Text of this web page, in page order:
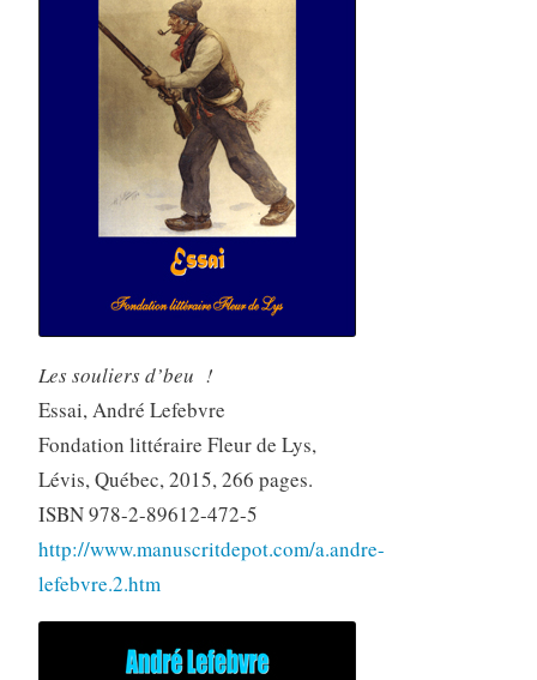
Les souliers d’beu !
Essai, André Lefebvre
Fondation littéraire Fleur de Lys,
Lévis, Québec, 2015, 266 pages.
ISBN 978-2-89612-472-5
http://www.manuscritdepot.com/a.andre-
lefebvre.2.htm